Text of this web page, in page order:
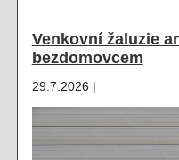
Venkovní žaluzie
bezdomovcem
29.7.2026 |